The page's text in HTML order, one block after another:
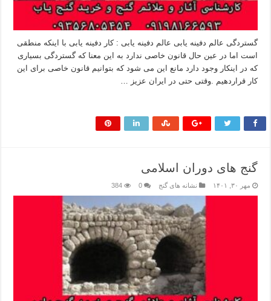
گستردگی عالم دفینه یابی عالم دفینه یابی : کار دفینه یابی با اینکه منطقی
است اما در عین حال قانون خاصی ندارد به این معنا که گستردگی بسیاری
که در اینکار وجود دارد مانع این می شود که بتوانیم قانون خاصی برای این
کار قراردهیم .وقتی حتی در ایران عزیز …
گنج های دوران اسلامی
مهر ۳۰, ۱۴۰۱ نشانه های گنج 0
384